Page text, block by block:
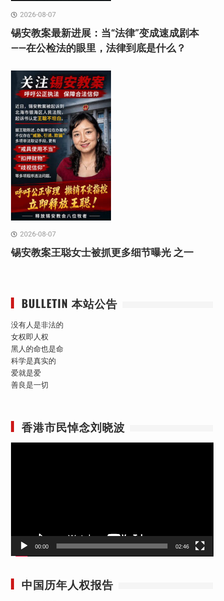
2026-08-07
锡安教案最新进展：当“法律”变成速成剧本
——在公检法的眼里，法律到底是什么？
2026-08-07
锡安教案王聪女士被抓更多细节曝光 之一
BULLETIN 本站公告
没有人是非法的
女权即人权
黑人的命也是命
科学是真实的
爱就是爱
善良是一切
香港市民悼念刘晓波
00:00 02:46
中国历年人权报告